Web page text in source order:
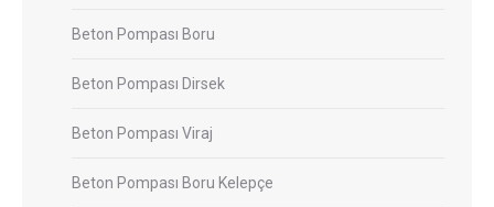
Beton Pompası Boru
Beton Pompası Dirsek
Beton Pompası Viraj
Beton Pompası Boru Kelepçe